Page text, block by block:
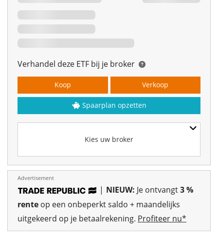
Verhandel deze ETF bij je broker
Kies uw broker
Koop Verkoop
Spaarplan opzetten
Advertisement
| NIEUW: Je ontvangt3 %
rente op een onbeperkt saldo + maandelijks
uitgekeerd op je betaalrekening. Profiteer nu*